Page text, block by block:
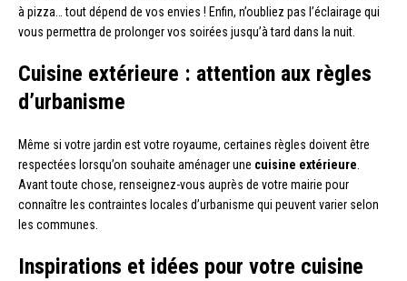
à pizza… tout dépend de vos envies ! Enfin, n’oubliez pas l’éclairage qui
vous permettra de prolonger vos soirées jusqu’à tard dans la nuit.
Cuisine extérieure : attention aux règles
d’urbanisme
Même si votre jardin est votre royaume, certaines règles doivent être
respectées lorsqu’on souhaite aménager une cuisine extérieure
Avant toute chose, renseignez-vous auprès de votre mairie pour
connaître les contraintes locales d’urbanisme qui peuvent varier selon
les communes.
Inspirations et idées pour votre cuisine